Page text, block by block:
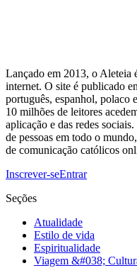
Lançado em 2013, o Aleteia
internet. O site é publicado
português, espanhol, polaco
10 milhões de leitores
aplicação e das redes
de pessoas em todo o
de comunicação católicos
Inscrever-seEntrar
Seções
Atualidade
Estilo de vida
Espiritualidade
Viagem &#038;